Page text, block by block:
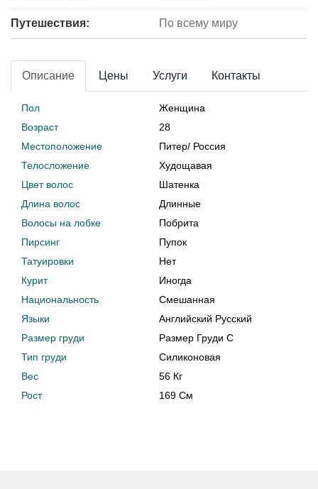
Путешествия: По всему миру
Описание Цены Услуги Контакты
Пол
Женщина
Возраст
28
Местоположение
Питер/ Россия
Телосложение
Худощавая
Цвет волос
Шатенка
Длина волос
Длинные
Волосы на лобке
Побрита
Пирсинг
Пупок
Татуировки
Нет
Курит
Иногда
Национальность
Смешанная
Языки
Английский Русский
Размер груди
Размер Груди C
Тип груди
Силиконовая
Вес
56 Кг
Рост
169 См